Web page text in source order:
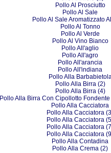
Pollo Al Prosciutto
Pollo Al Sale
Pollo Al Sale Aromatizzato
Pollo Al Tonno
Pollo Al Verde
Pollo Al Vino Bianco
Pollo All'aglio
Pollo All'agro
Pollo All'arancia
Pollo All'indiana
Pollo Alla
Pollo Alla Birra (2)
Pollo Alla Birra (4)
Pollo Alla Birra Con Cipollotto
Pollo Alla Cacciatora
Pollo Alla Cacciatora
Pollo Alla Cacciatora
Pollo Alla Cacciatora
Pollo Alla Cacciatora
Pollo Alla Contadina
Pollo Alla Crema (2)